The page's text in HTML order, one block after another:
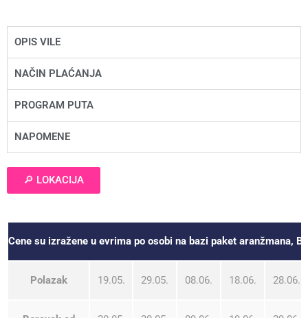
OPIS VILE
NAČIN PLAĆANJA
PROGRAM PUTA
NAPOMENE
🔎 LOKACIJA
Cene su izražene u evrima po osobi na bazi paket aranžmana,
Polazak 19.05. 29.05. 08.06. 18.06. 28.06.